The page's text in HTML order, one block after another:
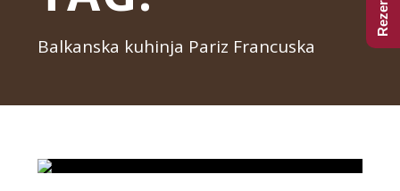
Balkanska kuhinja Pariz Francuska